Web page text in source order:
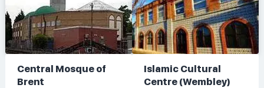
Central Mosque of
Brent
Islamic Cultural
Centre (Wembley)